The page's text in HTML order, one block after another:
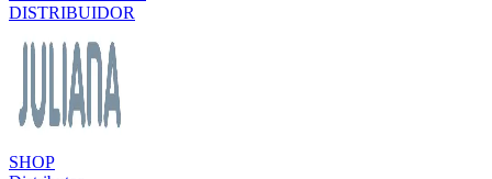
DISTRIBUIDOR
SHOP